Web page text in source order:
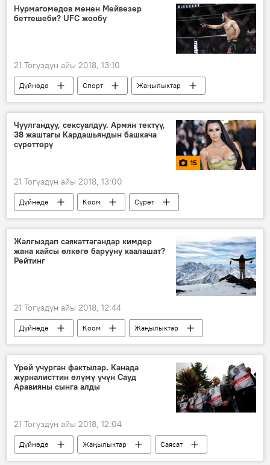
2018-жылы Кыргызстанда катталган жол кырсыктары
Нарын облусу
Жумгал району
Нурмагомедов менен Мейвезер
беттешеби? UFC жообу
21 Тогуздун айы 2018, 13:10
Дүйнөдө Спорт
Жаңылыктар
Хабиб Нурмагомедов
Флойд Мейвезер
Дана Уайт
UFC беттешүү
Чуулгандуу, сексуалдуу. Армян тектүү,
38 жаштагы Кардашьяндын башкача
сүрөттөрү
15
21 Тогуздун айы 2018, 13:00
Дүйнөдө Коом
Сүрөт
Жаңылыктар
Мультимедиа
Ким Кардашьян
модель
Жалгыздап саякаттагандар кимдер
жана кайсы өлкөгө барууну каалашат?
Рейтинг
21 Тогуздун айы 2018, 12:44
Дүйнөдө Коом
Жаңылыктар
эс алуу
турист рейтинг
Үрөй учурган фактылар. Канада
журналисттин өлүмү үчүн Сауд
Аравияны сынга алды
21 Тогуздун айы 2018, 12:04
Дүйнөдө Жаңылыктар
Саясат
Сауд Аравиясы
Канада
өлүм